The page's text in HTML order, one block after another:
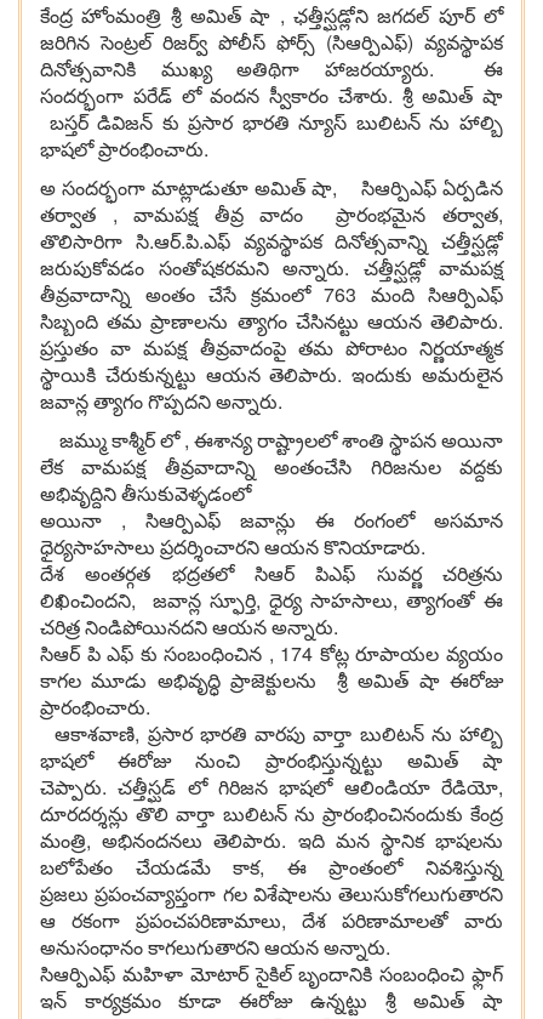
కేంద్ర హోంమంత్రి శ్రీ అమిత్ షా , ఛత్తీస్ఘడ్లోని జగదల్ పూర్ లో
జరిగిన సెంట్రల్ రిజర్వ్ పోలీస్ ఫోర్స్ (సిఆర్పిఎఫ్) వ్యవస్థాపక
దినోత్సవానికి ముఖ్య అతిథిగా హాజరయ్యారు. ఈ
సందర్భంగా పరేడ్ లో వందన స్వీకారం చేశారు. శ్రీ అమిత్ షా
బస్తర్ డివిజన్ కు ప్రసార భారతి న్యూస్ బులిటన్ ను హాల్బి
భాషలో ప్రారంభించారు.
అ సందర్భంగా మాట్లాడుతూ అమిత్ షా, సిఆర్పిఎఫ్ ఏర్పడిన
తర్వాత , వామపక్ష తీవ్ర వాదం ప్రారంభమైన తర్వాత,
తొలిసారిగా సి.ఆర్.పి.ఎఫ్ వ్యవస్థాపక దినోత్సవాన్ని చత్తీస్ఘడ్లో
జరుపుకోవడం సంతోషకరమని అన్నారు. చత్తీస్ఘడ్లో వామపక్ష
తీవ్రవాదాన్ని అంతం చేసే క్రమంలో 763 మంది సిఆర్పిఎఫ్
సిబ్బంది తమ ప్రాణాలను త్యాగం చేసినట్టు ఆయన తెలిపారు.
ప్రస్తుతం వా మపక్ష తీవ్రవాదంపై తమ పోరాటం నిర్ణయాత్మక
స్థాయికి చేరుకున్నట్టు ఆయన తెలిపారు. ఇందుకు అమరులైన
జవాన్ల త్యాగం గొప్పదని అన్నారు.
జమ్ము కాశ్మీర్ లో , ఈశాన్య రాష్ట్రాలలో శాంతి స్థాపన అయినా
లేక వామపక్ష తీవ్రవాదాన్ని అంతంచేసి గిరిజనుల వద్దకు
అభివృద్దిని తీసుకువెళ్ళడంలో
అయినా , సిఆర్పిఎఫ్ జవాన్లు ఈ రంగంలో అసమాన
ధైర్యసాహసాలు ప్రదర్శించారని ఆయన కొనియాడారు.
దేశ అంతర్గత భద్రతలో సిఆర్ పిఎఫ్ సువర్ణ చరిత్రను
లిఖించిందని, జవాన్ల స్ఫూర్తి, ధైర్య సాహసాలు, త్యాగంతో ఈ
చరిత్ర నిండిపోయినదని ఆయన అన్నారు.
సిఆర్ పి ఎఫ్ కు సంబంధించిన , 174 కోట్ల రూపాయల వ్యయం
కాగల మూడు అభివృద్ధి ప్రాజెక్టులను శ్రీ అమిత్ షా ఈరోజు
ప్రారంభించారు.
ఆకాశవాణి, ప్రసార భారతి వారపు వార్తా బులిటన్ ను హాల్బి
భాషలో ఈరోజు నుంచి ప్రారంభిస్తున్నట్టు అమిత్ షా
చెప్పారు. చత్తీస్ఘడ్ లో గిరిజన భాషలో ఆలిండియా రేడియో,
దూరదర్శన్లు తొలి వార్తా బులిటన్ ను ప్రారంభించినందుకు కేంద్ర
మంత్రి, అభినందనలు తెలిపారు. ఇది మన స్థానిక భాషలను
బలోపేతం చేయడమే కాక, ఈ ప్రాంతంలో నివశిస్తున్న
ప్రజలు ప్రపంచవ్యాప్తంగా గల విశేషాలను తెలుసుకోగలుగుతారని
ఆ రకంగా ప్రపంచపరిణామాలు, దేశ పరిణామాలతో వారు
అనుసంధానం కాగలుగుతారని ఆయన అన్నారు.
సిఆర్పిఎఫ్ మహిళా మోటార్ సైకిల్ బృందానికి సంబంధించి ఫ్లాగ్
ఇన్ కార్యక్రమం కూడా ఈరోజు ఉన్నట్టు శ్రీ అమిత్ షా